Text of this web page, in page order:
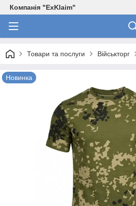
Компанія "ExKlaim"
Товари та послуги Військторг
Новинка